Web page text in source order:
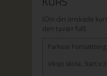
(Om din önskade
den tyvärr full)
Parkour
Viksjö skola, Start